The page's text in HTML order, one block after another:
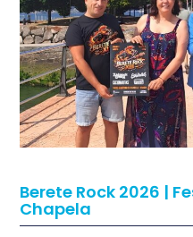
Eclipse Solar 2026
Astronómico
4 agosto, 2026